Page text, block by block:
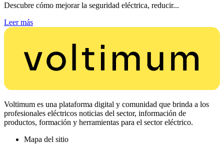
Descubre cómo mejorar la seguridad eléctrica, reducir...
Leer más
Voltimum es una plataforma digital y comunidad que brinda a los
profesionales eléctricos noticias del sector, información de
productos, formación y herramientas para el sector eléctrico.
Mapa del sitio